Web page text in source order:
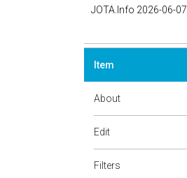
JOTA.Info 2026-06-07
Item
About
Edit
Filters